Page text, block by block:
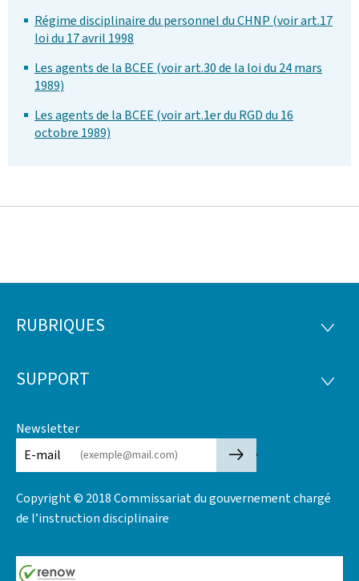
Régime disciplinaire du personnel du CHNP (voir art.17
loi du 17 avril 1998
Les agents de la BCEE (voir art.30 de la loi du 24 mars
1989)
Les agents de la BCEE (voir art.1er du RGD du 16
octobre 1989)
Pied
page
RUBRIQUES
SUPPORT
Newsletter
E-mail
🡒
Copyright © 2018 Commissariat du gouvernement chargé
de l’instruction disciplinaire